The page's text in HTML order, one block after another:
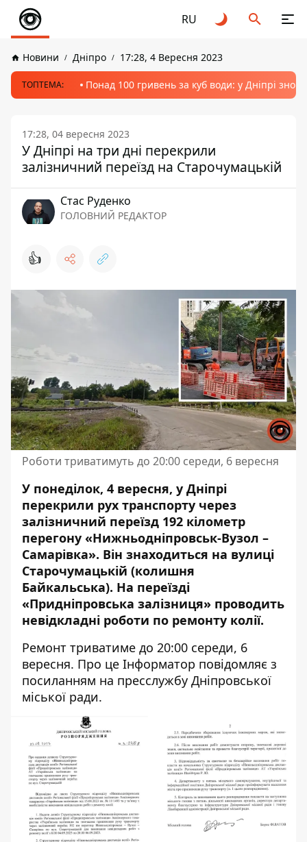
RU
Новини Дніпро 17:28, 4 Вересня 2023
ТОПТЕМА: Понад 100 гривень за куб води: у Дніпрі
17:28, 04 вересня 2023
У Дніпрі на три дні перекрили
залізничний переїзд на Старочумацькій
Стас Руденко
ГОЛОВНИЙ РЕДАКТОР
👍
Роботи триватимуть до 20:00 середи, 6 вересня
У понеділок, 4 вересня, у Дніпрі
перекрили рух транспорту через
залізничний переїзд 192 кілометр
перегону «Нижньодніпровськ-Вузол –
Самарівка». Він знаходиться на вулиці
Старочумацькій (колишня
Байкальська). На переїзді
«Придніпровська залізниця» проводить
невідкладні роботи по ремонту колії.
Ремонт триватиме до 20:00 середи, 6
вересня. Про це Інформатор повідомляє з
посиланням на пресслужбу Дніпровської
міської ради.